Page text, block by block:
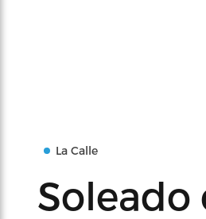
La Calle
Soleado